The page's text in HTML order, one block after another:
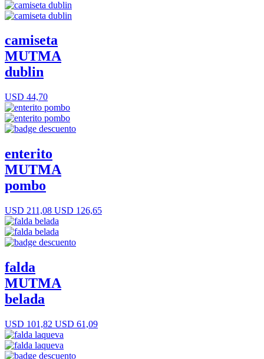
camiseta
MUTMA
dublin
USD 44,70
enterito
MUTMA
pombo
USD 211,08 USD 126,65
falda
MUTMA
belada
USD 101,82 USD 61,09